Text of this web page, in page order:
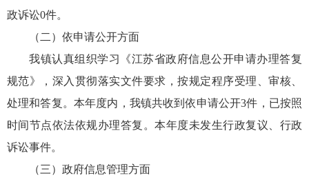
政诉讼0件。
（二）依申请公开方面
我镇认真组织学习《江苏省政府信息公开申请办理答复
规范》，深入贯彻落实文件要求，按规定程序受理、审核、
处理和答复。本年度内，我镇共收到依申请公开3件，已按照
时间节点依法依规办理答复。本年度未发生行政复议、行政
诉讼事件。
（三）政府信息管理方面